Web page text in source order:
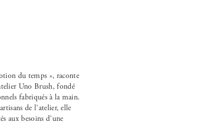
du temps », raconte
Uno Brush, fondé
fabriqués à la main.
de l’atelier, elle
aux besoins d’une